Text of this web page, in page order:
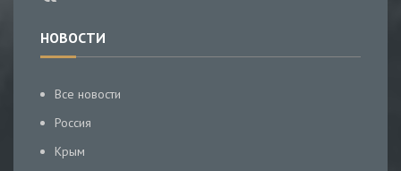
НОВОСТИ
Все новости
Россия
Крым